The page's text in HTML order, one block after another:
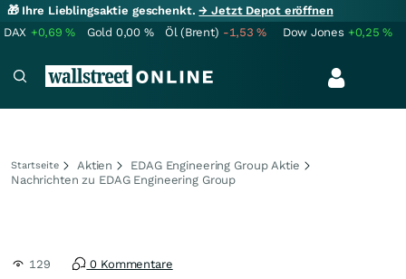
🎁 Ihre Lieblingsaktie geschenkt.→ Jetzt Depot eröffnen
DAX +0,69% Gold 0,00 % Öl (Brent) -1,53% Dow Jones +0,25%
Startseite Aktien
EDAG Engineering Group Aktie
Nachrichten zu EDAG Engineering Group
129 0 Kommentare